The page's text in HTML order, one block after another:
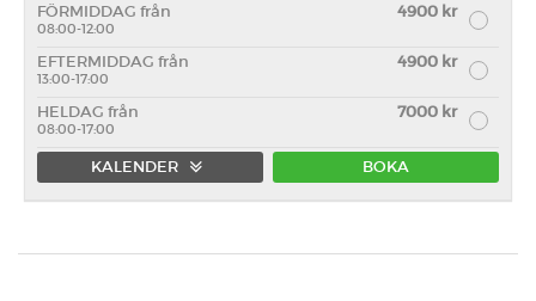
FÖRMIDDAG från 4900 kr
08:00-12:00
EFTERMIDDAG från 4900 kr
13:00-17:00
HELDAG från 7000 kr
08:00-17:00
KALENDER BOKA